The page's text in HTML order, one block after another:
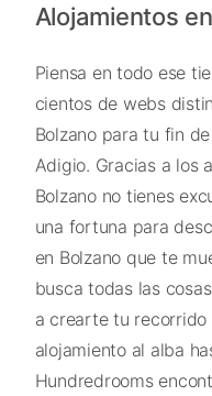
Alojamientos
Piensa en todo ese
cientos de webs
Bolzano para tu fin
Adigio. Gracias a los
Bolzano no tienes
una fortuna para
en Bolzano que te
busca todas las
a crearte tu
alojamiento al alba
Hundredrooms